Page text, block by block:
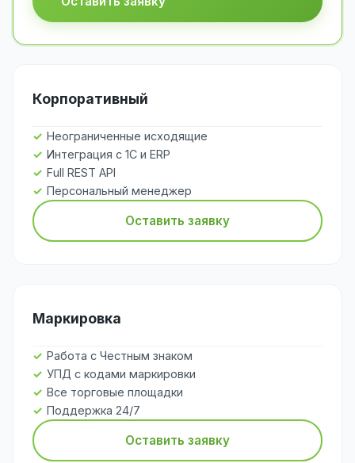
Корпоративный
Неограниченные исходящие
Интеграция с 1С и ERP
Full REST API
Персональный менеджер
Оставить заявку
Маркировка
Работа с Честным знаком
УПД с кодами маркировки
Все торговые площадки
Поддержка 24/7
Оставить заявку